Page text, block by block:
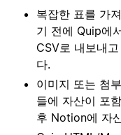
복잡한 표를 가
기 전에 Quip에
CSV로 내보내
다.
이미지 또는 첨
들에 자산이 포
후 Notion에 자